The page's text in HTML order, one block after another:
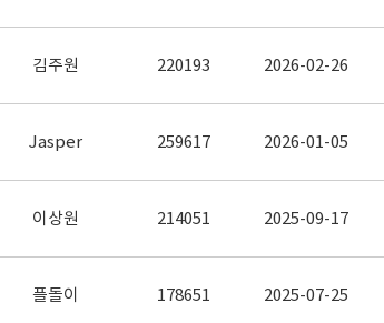
김주원 220193 2026-02-26
Jasper 259617 2026-01-05
이상원 214051 2025-09-17
플돌이 178651 2025-07-25